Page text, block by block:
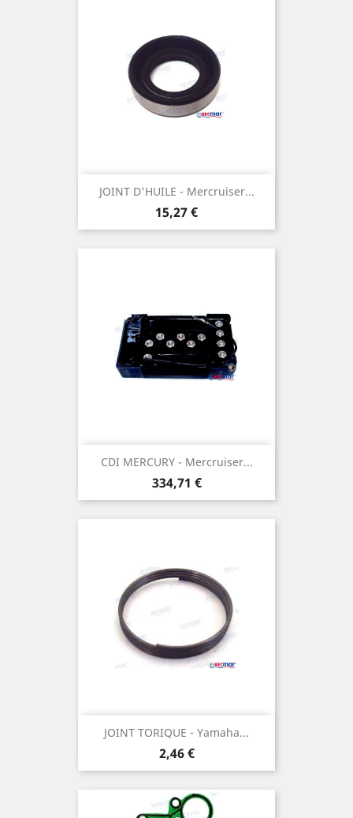
JOINT D'HUILE - Mercruiser...
Prix
15,27 €
CDI MERCURY - Mercruiser...
Prix
334,71 €
JOINT TORIQUE - Yamaha...
Prix
2,46 €